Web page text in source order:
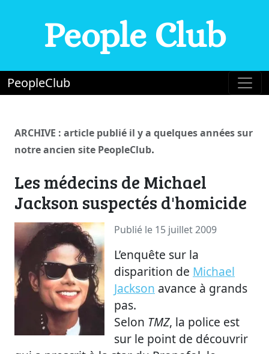
People Club
PeopleClub
ARCHIVE : article publié il y a quelques années sur
notre ancien site PeopleClub.
Les médecins de Michael
Jackson suspectés d'homicide
Publié le 15 juillet 2009
L’enquête sur la
disparition de Michael
Jackson avance à grands
pas.
Selon TMZ, la police est
sur le point de découvrir